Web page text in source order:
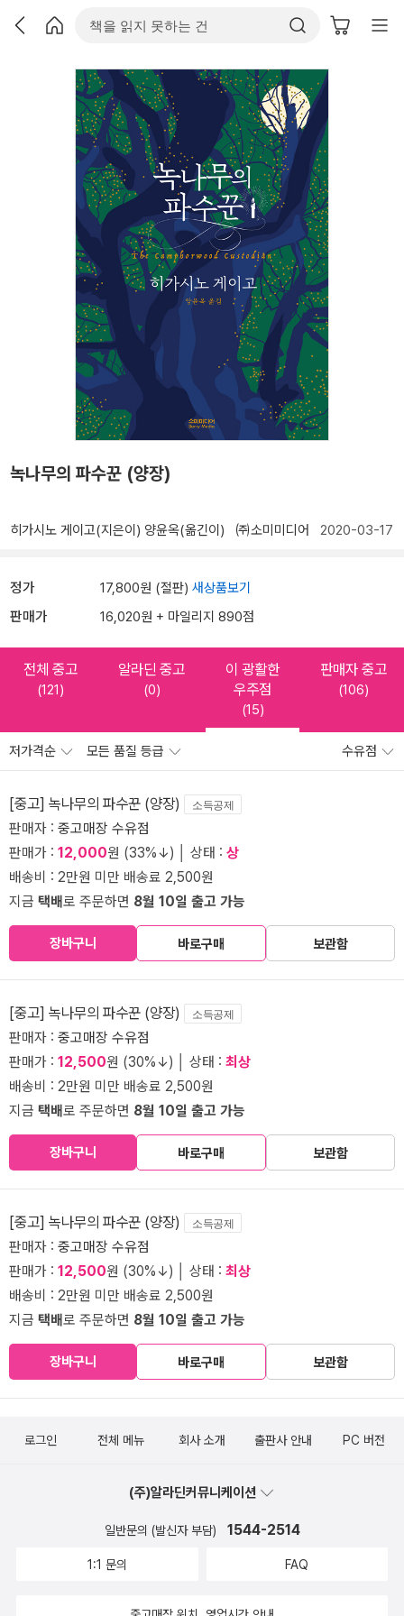
녹나무의 파수꾼 (양장)
히가시노 게이고(지은이) 양윤옥(옮긴이) ㈜소미미디어 2020-03-17
정가 17,800원 (절판) 새상품보기
판매가 16,020원 + 마일리지 890점
전체 중고
(121)
알라딘 중고
(0)
이 광활한
우주점
(15)
판매자 중고
(106)
저가격순 모든 품질 등급 수유점
[중고] 녹나무의 파수꾼 (양장) 소득공제
판매자 : 중고매장 수유점
판매가 : 12,000원 (33%↓) │ 상태 : 상
배송비 : 2만원 미만 배송료 2,500원
지금 택배로 주문하면 8월 10일 출고 가능
장바구니 바로구매 보관함
[중고] 녹나무의 파수꾼 (양장) 소득공제
판매자 : 중고매장 수유점
판매가 : 12,500원 (30%↓) │ 상태 : 최상
배송비 : 2만원 미만 배송료 2,500원
지금 택배로 주문하면 8월 10일 출고 가능
장바구니 바로구매 보관함
[중고] 녹나무의 파수꾼 (양장) 소득공제
판매자 : 중고매장 수유점
판매가 : 12,500원 (30%↓) │ 상태 : 최상
배송비 : 2만원 미만 배송료 2,500원
지금 택배로 주문하면 8월 10일 출고 가능
장바구니 바로구매 보관함
로그인 전체 메뉴 회사 소개 출판사 안내 PC 버전
(주)알라딘커뮤니케이션
일반문의 (발신자 부담) 1544-2514
1:1 문의 FAQ